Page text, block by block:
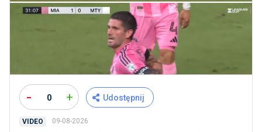
- 0 + Udostępnij
VIDEO 09-08-2026